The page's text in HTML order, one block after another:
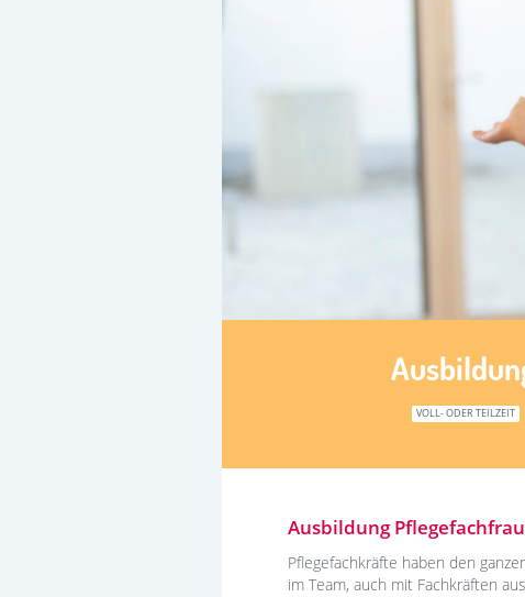
VOLL- ODER TEILZEIT
Ausbildung
Pflegefachkräfte haben den
im Team, auch mit Fachkräften